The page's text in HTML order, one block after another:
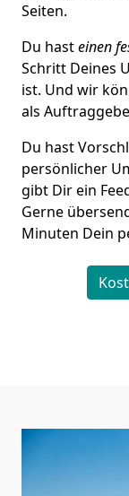
Seiten.
Du hasteinen
Schritt Deines
ist. Und wir
als
Du hast
persönlicher
gibt Dir ein
Gerne
Minuten Dein